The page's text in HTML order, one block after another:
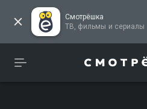
Смотрёшка
ТВ, фильмы и сериалы